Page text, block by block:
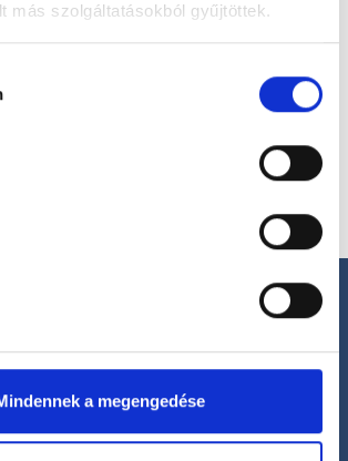
más szolgáltatásokból gyűjtöttek.
foglaljorvost.hu/info/foglaljorvost-
a megengedése
Segíthetünk?
+36 1 700-1398